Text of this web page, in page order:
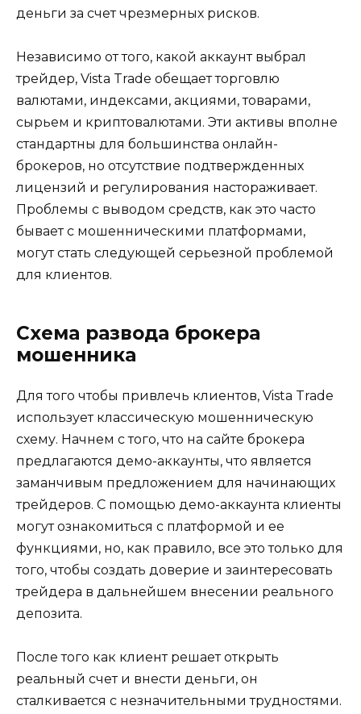
деньги за счет чрезмерных рисков.
Независимо от того, какой аккаунт выбрал
трейдер, Vista Trade обещает торговлю
валютами, индексами, акциями, товарами,
сырьем и криптовалютами. Эти активы вполне
стандартны для большинства онлайн-
брокеров, но отсутствие подтвержденных
лицензий и регулирования настораживает.
Проблемы с выводом средств, как это часто
бывает с мошенническими платформами,
могут стать следующей серьезной проблемой
для клиентов.
Схема развода брокера
мошенника
Для того чтобы привлечь клиентов, Vista Trade
использует классическую мошенническую
схему. Начнем с того, что на сайте брокера
предлагаются демо-аккаунты, что является
заманчивым предложением для начинающих
трейдеров. С помощью демо-аккаунта клиенты
могут ознакомиться с платформой и ее
функциями, но, как правило, все это только для
того, чтобы создать доверие и заинтересовать
трейдера в дальнейшем внесении реального
депозита.
После того как клиент решает открыть
реальный счет и внести деньги, он
сталкивается с незначительными трудностями.